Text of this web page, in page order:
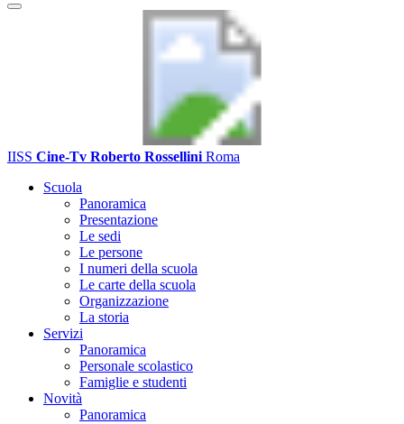
IISS Cine-Tv Roberto Rossellini Roma
Scuola
Panoramica
Presentazione
Le sedi
Le persone
I numeri della scuola
Le carte della scuola
Organizzazione
La storia
Servizi
Panoramica
Personale scolastico
Famiglie e studenti
Novità
Panoramica